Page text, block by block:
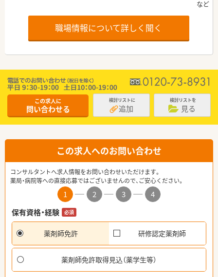
職場情報について詳しく聞く
この求人に
問い合わせる
検討リストに
追加
検討リストを
見る
この求人へのお問い合わせ
コンサルタントへ求人情報をお問い合わせいただけます。
薬局・病院等への直接応募ではございませんので、ご安心ください。
1 2 3
4
保有資格・経験
必須
薬剤師免許 研修認定薬剤師
薬剤師免許取得見込（薬学生等）